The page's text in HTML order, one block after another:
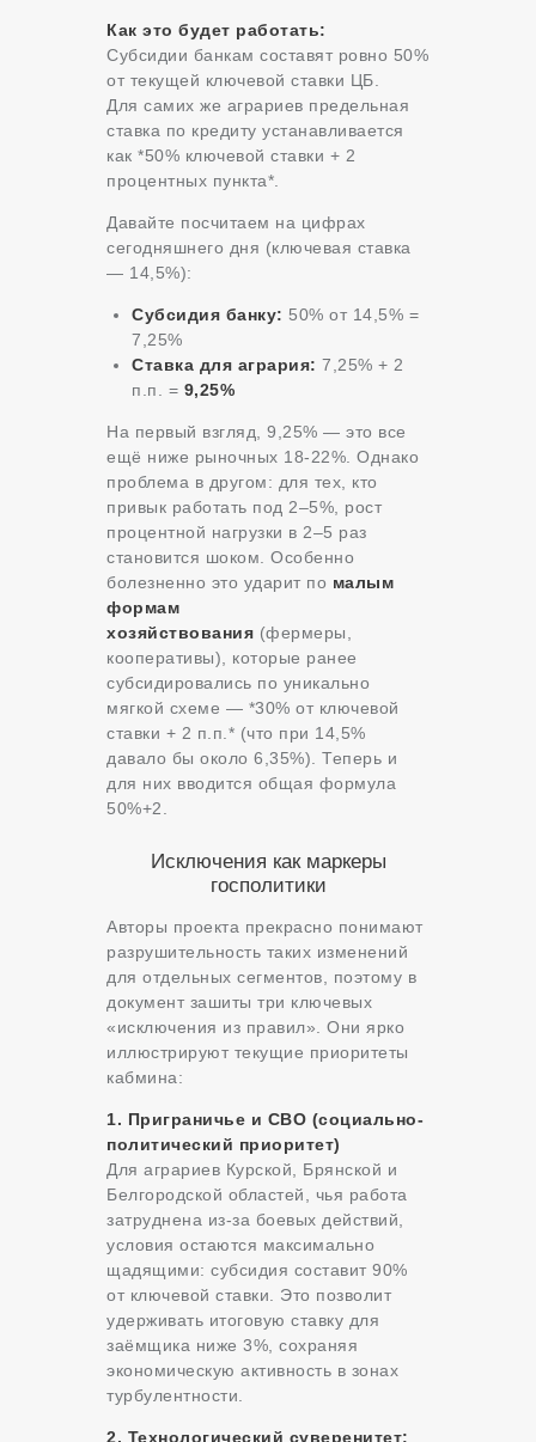
Как это будет работать:
Субсидии банкам составят ровно 50%
от текущей ключевой ставки ЦБ.
Для самих же аграриев предельная
ставка по кредиту устанавливается
как *50% ключевой ставки + 2
процентных пункта*.
Давайте посчитаем на цифрах
сегодняшнего дня (ключевая ставка
— 14,5%):
Субсидия банку: 50% от 14,5% =
7,25%
Ставка для агрария: 7,25% + 2
п.п. = 9,25%
На первый взгляд, 9,25% — это все
ещё ниже рыночных 18-22%. Однако
проблема в другом: для тех, кто
привык работать под 2–5%, рост
процентной нагрузки в 2–5 раз
становится шоком. Особенно
болезненно это ударит по малым
формам
хозяйствования (фермеры,
кооперативы), которые ранее
субсидировались по уникально
мягкой схеме — *30% от ключевой
ставки + 2 п.п.* (что при 14,5%
давало бы около 6,35%). Теперь и
для них вводится общая формула
50%+2.
Исключения как маркеры
госполитики
Авторы проекта прекрасно понимают
разрушительность таких изменений
для отдельных сегментов, поэтому в
документ зашиты три ключевых
«исключения из правил». Они ярко
иллюстрируют текущие приоритеты
кабмина:
1. Приграничье и СВО (социально-
политический приоритет)
Для аграриев Курской, Брянской и
Белгородской областей, чья работа
затруднена из-за боевых действий,
условия остаются максимально
щадящими: субсидия составит 90%
от ключевой ставки. Это позволит
удерживать итоговую ставку для
заёмщика ниже 3%, сохраняя
экономическую активность в зонах
турбулентности.
2. Технологический суверенитет: